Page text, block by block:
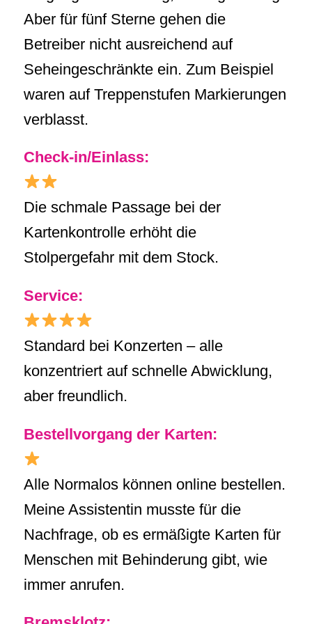
Aber für fünf Sterne gehen die
Betreiber nicht ausreichend auf
Seheingeschränkte ein. Zum Beispiel
waren auf Treppenstufen Markierungen
verblasst.
Check-in/Einlass:
Die schmale Passage bei der
Kartenkontrolle erhöht die
Stolpergefahr mit dem Stock.
Service:
Standard bei Konzerten – alle
konzentriert auf schnelle Abwicklung,
aber freundlich.
Bestellvorgang der Karten:
Alle Normalos können online bestellen.
Meine Assistentin musste für die
Nachfrage, ob es ermäßigte Karten für
Menschen mit Behinderung gibt, wie
immer anrufen.